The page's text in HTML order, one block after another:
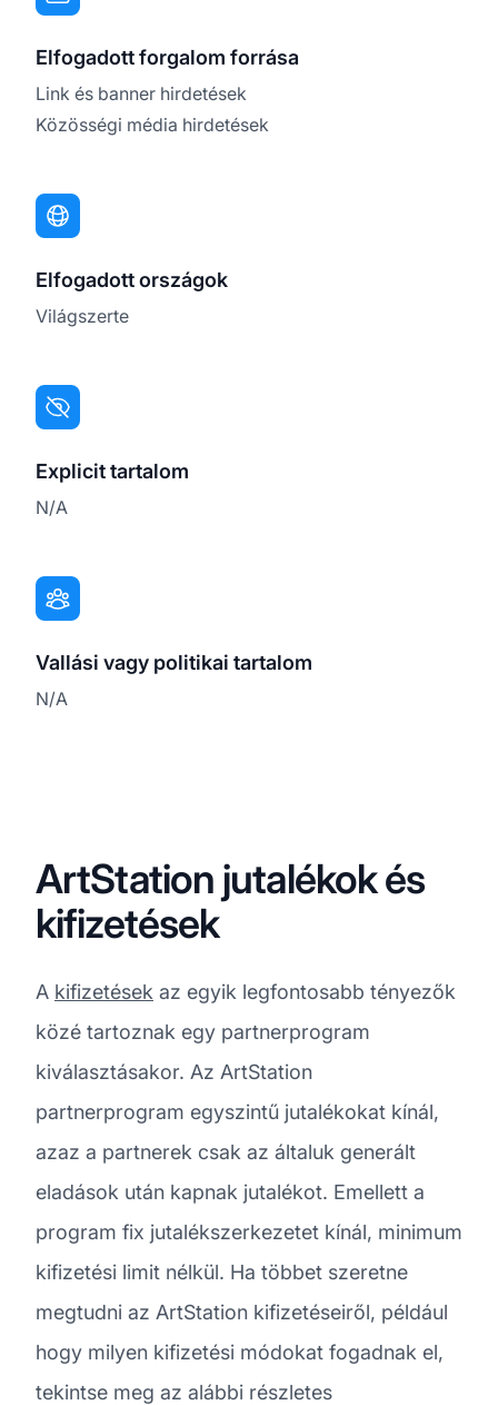
Elfogadott forgalom forrása
Link és banner hirdetések
Közösségi média hirdetések
Elfogadott országok
Világszerte
Explicit tartalom
N/A
Vallási vagy politikai tartalom
N/A
ArtStation jutalékok és
kifizetések
A kifizetések az egyik legfontosabb tényezők
közé tartoznak egy partnerprogram
kiválasztásakor. Az ArtStation
partnerprogram egyszintű jutalékokat kínál,
azaz a partnerek csak az általuk generált
eladások után kapnak jutalékot. Emellett a
program fix jutalékszerkezetet kínál, minimum
kifizetési limit nélkül. Ha többet szeretne
megtudni az ArtStation kifizetéseiről, például
hogy milyen kifizetési módokat fogadnak el,
tekintse meg az alábbi részletes